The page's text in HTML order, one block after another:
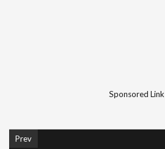
Sponsored Link
Prev